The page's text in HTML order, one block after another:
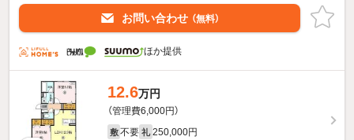
お問い合わせ （無料）
ほか提供
12.6万円
（管理費6,000円）
敷 不要 礼 250,000円